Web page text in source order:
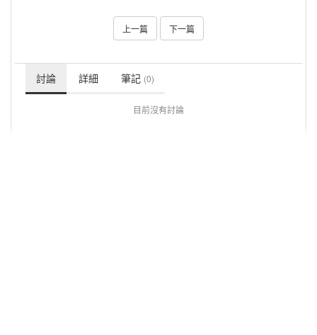
上一篇 下一篇
討論 詳細 筆記 (0)
目前沒有討論